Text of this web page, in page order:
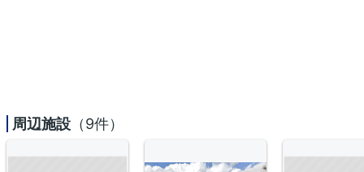
周辺施設 （9件）